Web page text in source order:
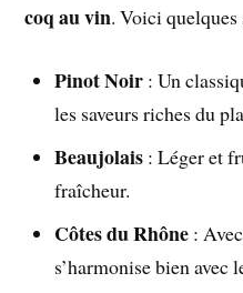
coq au vin. Voici quelques
Pinot Noir : Un
les saveurs riches du
Beaujolais : Léger et
fraîcheur.
Côtes du Rhône :
s’harmonise bien avec